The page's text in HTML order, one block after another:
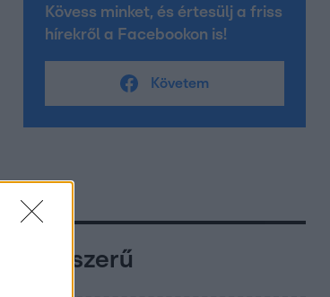
Kövess minket, és értesülj a friss
hírekről a Facebookon is!
Követem
Népszerű